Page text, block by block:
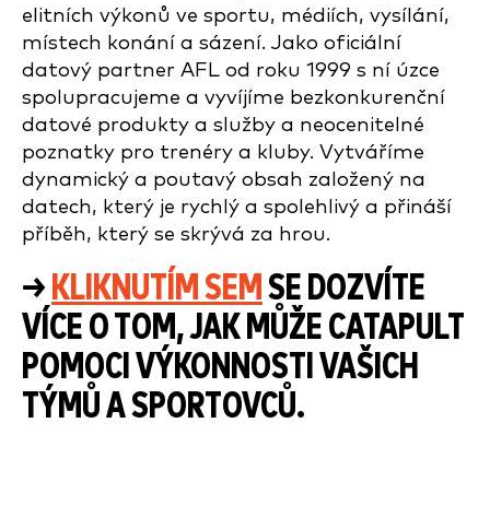
elitních výkonů ve sportu, médiích, vysílání,
místech konání a sázení. Jako oficiální
datový partner AFL od roku 1999 s ní úzce
spolupracujeme a vyvíjíme bezkonkurenční
datové produkty a služby a neocenitelné
poznatky pro trenéry a kluby. Vytváříme
dynamický a poutavý obsah založený na
datech, který je rychlý a spolehlivý a přináší
příběh, který se skrývá za hrou.
→ KLIKNUTÍM SEM SE DOZVÍTE
VÍCE O TOM, JAK MŮŽE CATAPULT
POMOCI VÝKONNOSTI VAŠICH
TÝMŮ A SPORTOVCŮ.